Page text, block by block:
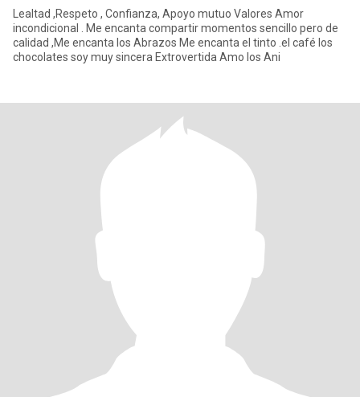
Lealtad ,Respeto , Confianza, Apoyo mutuo Valores Amor
incondicional . Me encanta compartir momentos sencillo pero de
calidad ,Me encanta los Abrazos Me encanta el tinto .el café los
chocolates soy muy sincera Extrovertida Amo los Ani